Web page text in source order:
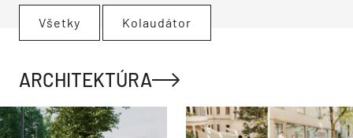
Všetky Kolaudátor
ARCHITEKTÚRA